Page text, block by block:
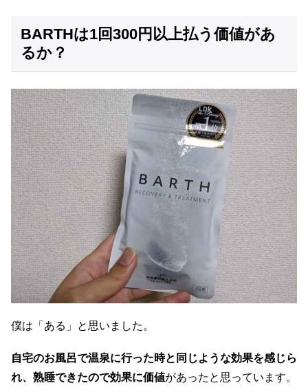
BARTHは1回300円以上払う価値があ
るか？
僕は「ある」と思いました。
自宅のお風呂で温泉に行った時と同じような効果を感じら
れ、熟睡できたので効果に価値があったと思っています。